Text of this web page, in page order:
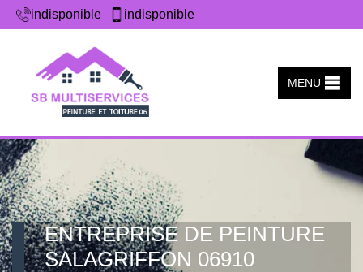
indisponible indisponible
MENU
ENTREPRISE DE PEINTURE
SALAGRIFFON 06910